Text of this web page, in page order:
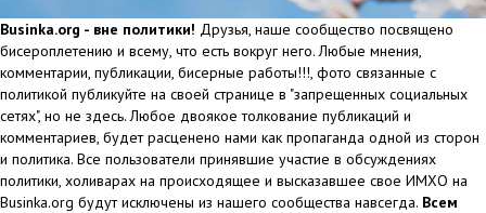
Businka.org - вне политики! Друзья, наше сообщество посвящено
бисероплетению и всему, что есть вокруг него. Любые мнения,
комментарии, публикации, бисерные работы!!!, фото связанные с
политикой публикуйте на своей странице в "запрещенных социальных
сетях", но не здесь. Любое двоякое толкование публикаций и
комментариев, будет расценено нами как пропаганда одной из сторон
и политика. Все пользователи принявшие участие в обсуждениях
политики, холиварах на происходящее и высказавшее свое ИМХО на
Businka.org будут исключены из нашего сообщества навсегда. Всем